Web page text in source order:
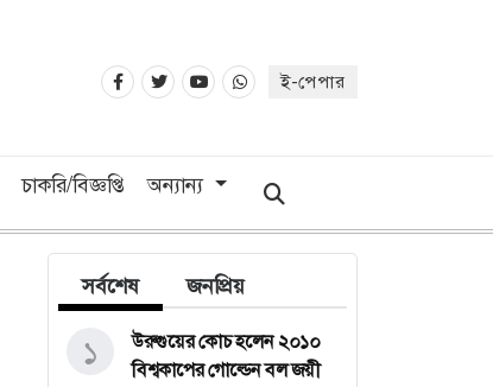
ই-পেপার
চাকরি/বিজ্ঞপ্তি অন্যান্য
সর্বশেষ জনপ্রিয়
উরুগুয়ের কোচ হলেন ২০১০
বিশ্বকাপের গোল্ডেন বল জয়ী
১